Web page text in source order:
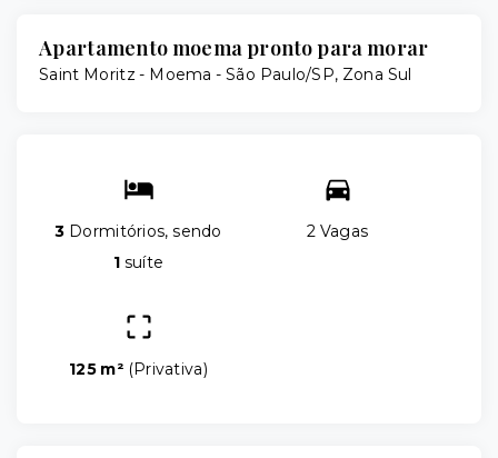
Apartamento moema pronto para morar
Saint Moritz - Moema - São Paulo/SP, Zona Sul
3 Dormitórios, sendo
1 suíte
2 Vagas
125 m² (Privativa)